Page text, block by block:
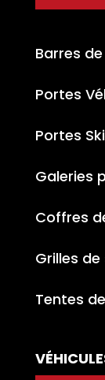
Barres
Portes
Portes
Galeries
Coffres
Grilles
Tentes